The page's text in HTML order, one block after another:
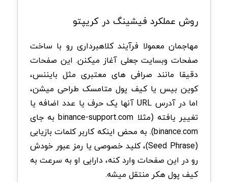
روش عملکرد فیشینگ در کریپتو
مهاجمان معمولا فرآیند کلاهبرداری رو با ساخت
صفحات وبسایت جعلی آغاز میکنن. این صفحات
دقیقا مانند صرافی های معتبری مثل بایننس،
کوین بیس یا کیف پول متامسک طراحی میشن،
اما در آدرس URL آنها یک حرف یا عدد اضافه یا
تغییر یافته (مثلا binance-support.com به جای
binance.com). به محض اینکه کاربر کلمات بازیابی
(Seed Phrase)، کلید خصوصی یا رمز عبور خودش
رو در این صفحات وارد کنه، دارایی او به سرعت به
کیف پول هکر منتقل میشه.